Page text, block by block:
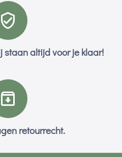
staan altijd voor je klaar!
retourrecht.